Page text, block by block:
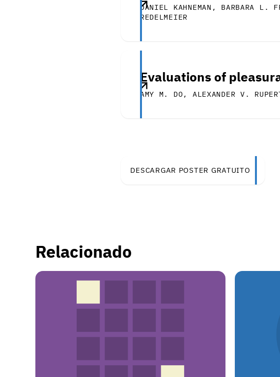
DANIEL KAHNEMAN, BARBARA L.
REDELMEIER
Evaluations of
AMY M. DO, ALEXANDER V.
DESCARGAR POSTER GRATUITO
Relacionado